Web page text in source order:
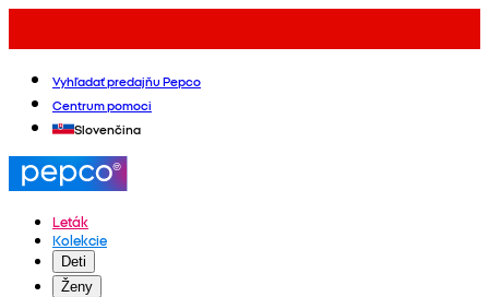
Vyhľadať predajňu Pepco
Centrum pomoci
Slovenčina
Leták
Kolekcie
Deti
Ženy